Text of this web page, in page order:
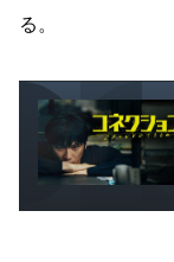
る。